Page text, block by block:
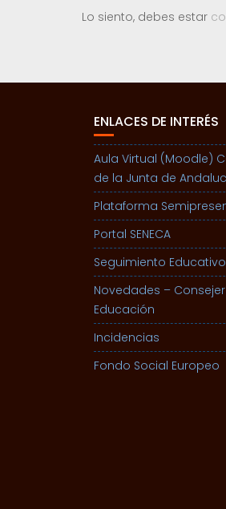
Lo siento, debes estar
ENLACES DE INTERÉS
Aula Virtual (Moodle)
de la Junta de
Plataforma
Portal SENECA
Seguimiento Educativo
Novedades –
Educación
Incidencias
Fondo Social Europeo